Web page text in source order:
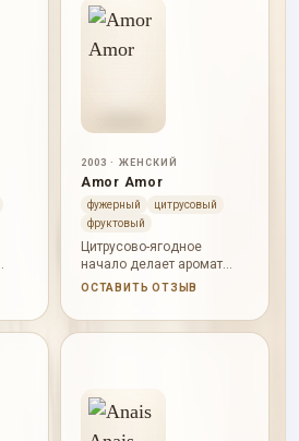
2003 · ЖЕНСКИЙ
Amor Amor
фужерный
цитрусовый
фруктовый
Цитрусово-ягодное
начало делает аромат
юным и энергичным,
ваниль с тонка дают
теплый финал.
ОСТАВИТЬ ОТЗЫВ